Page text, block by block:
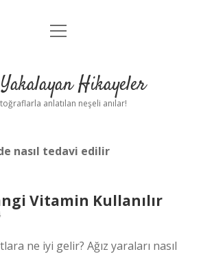
Anasayfa
Yasal Uyarı
menüyü
Hikayeler
anlatılan neşeli anılar!
nasıl tedavi edilir
Vitamin Kullanılır
ne iyi gelir? Ağız yaraları nasıl